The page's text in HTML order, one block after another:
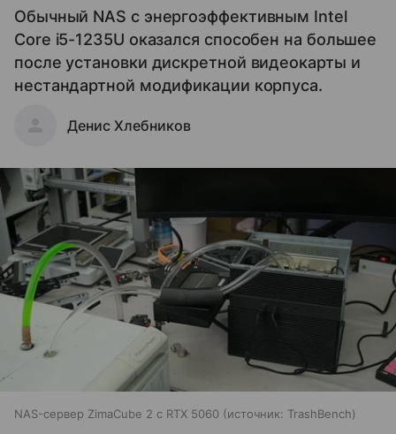
Обычный NAS с энергоэффективным Intel
Core i5-1235U оказался способен на большее
после установки дискретной видеокарты и
нестандартной модификации корпуса.
Денис Хлебников
NAS-сервер ZimaCube 2 с RTX 5060 источник: TrashBench